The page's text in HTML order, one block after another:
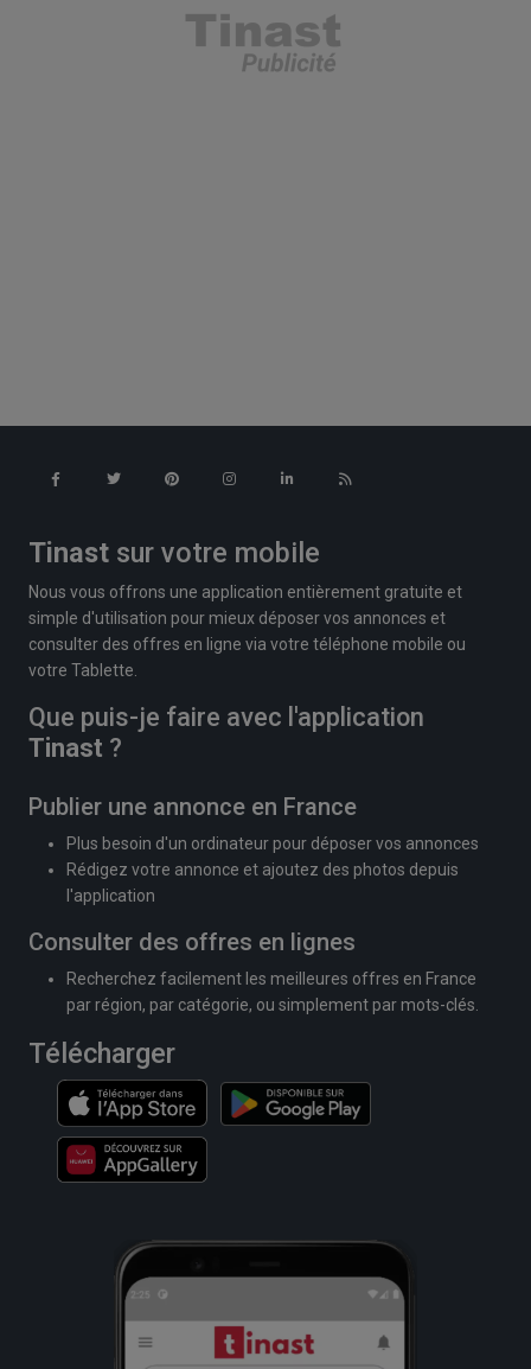
Tinast sur votre mobile
Nous vous offrons une application entièrement gratuite et
simple d'utilisation pour mieux déposer vos annonces et
consulter des offres en ligne via votre téléphone mobile ou
votre Tablette.
Que puis-je faire avec l'application
Tinast ?
Publier une annonce en France
Plus besoin d'un ordinateur pour déposer vos annonces
Rédigez votre annonce et ajoutez des photos depuis
l'application
Consulter des offres en lignes
Recherchez facilement les meilleures offres en France
par région, par catégorie, ou simplement par mots-clés.
Télécharger